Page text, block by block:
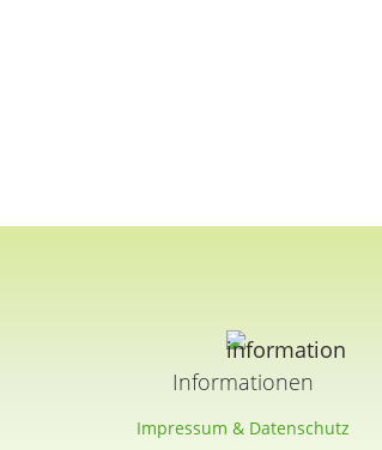
Informationen
Impressum & Datenschutz